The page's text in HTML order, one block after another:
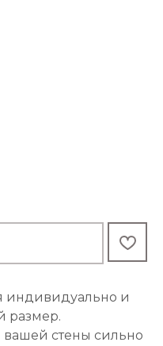
индивидуально и
размер.
вашей стены сильно